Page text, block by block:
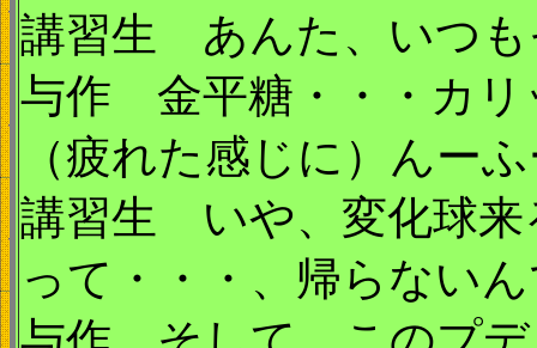
講習生 あんた、いつも
与作 金平糖・・・カリ
（疲れた感じに）んー
講習生 いや、変化球来
って・・・、帰らない